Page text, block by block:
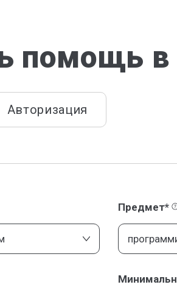
помощь в
Авторизация
Предмет*